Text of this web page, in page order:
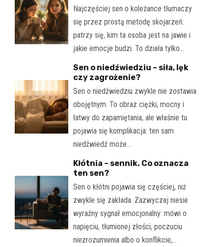
Najczęściej sen o koleżance tłumaczy
się przez prostą metodę skojarzeń:
patrzy się, kim ta osoba jest na jawie i
jakie emocje budzi. To działa tylko…
Sen o niedźwiedziu – siła, lęk
czy zagrożenie?
Sen o niedźwiedziu zwykle nie zostawia
obojętnym. To obraz ciężki, mocny i
łatwy do zapamiętania, ale właśnie tu
pojawia się komplikacja: ten sam
niedźwiedź może…
Kłótnia – sennik. Co oznacza
ten sen?
Sen o kłótni pojawia się częściej, niż
zwykle się zakłada. Zazwyczaj niesie
wyraźny sygnał emocjonalny: mówi o
napięciu, tłumionej złości, poczuciu
niezrozumienia albo o konflikcie,…